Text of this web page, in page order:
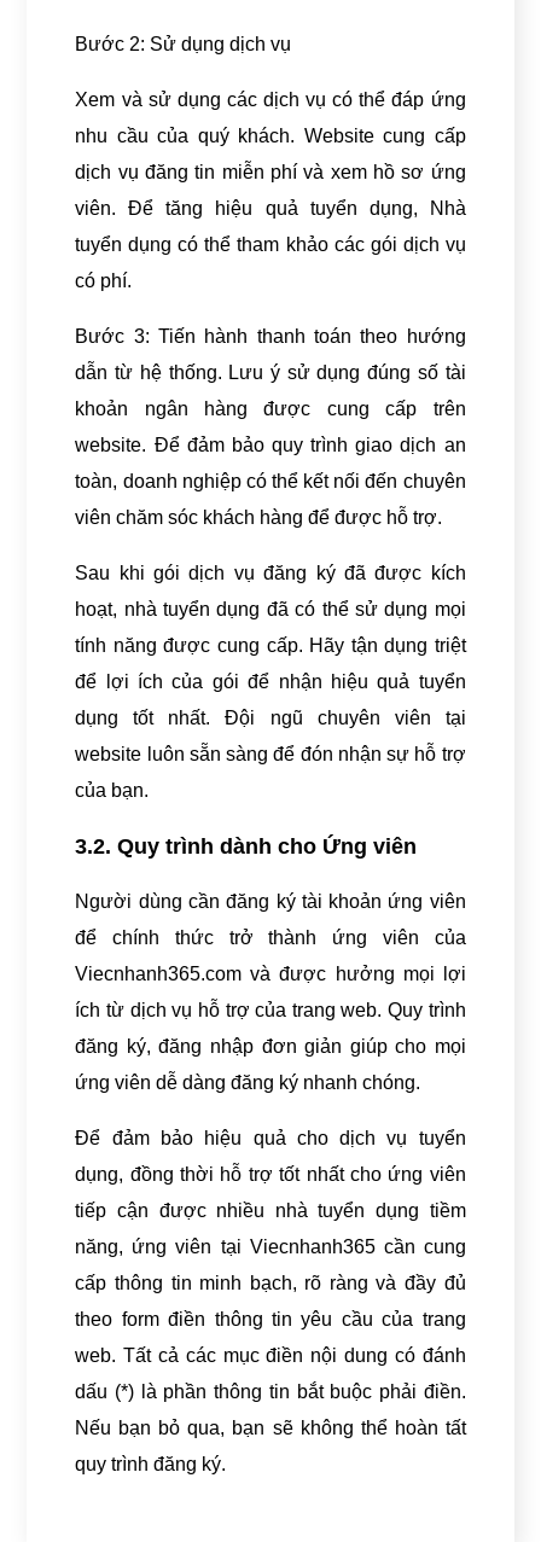
Bước 2: Sử dụng dịch vụ
Xem và sử dụng các dịch vụ có thể đáp ứng
nhu cầu của quý khách. Website cung cấp
dịch vụ đăng tin miễn phí và xem hồ sơ ứng
viên. Để tăng hiệu quả tuyển dụng, Nhà
tuyển dụng có thể tham khảo các gói dịch vụ
có phí.
Bước 3: Tiến hành thanh toán theo hướng
dẫn từ hệ thống. Lưu ý sử dụng đúng số tài
khoản ngân hàng được cung cấp trên
website. Để đảm bảo quy trình giao dịch an
toàn, doanh nghiệp có thể kết nối đến chuyên
viên chăm sóc khách hàng để được hỗ trợ.
Sau khi gói dịch vụ đăng ký đã được kích
hoạt, nhà tuyển dụng đã có thể sử dụng mọi
tính năng được cung cấp. Hãy tận dụng triệt
để lợi ích của gói để nhận hiệu quả tuyển
dụng tốt nhất. Đội ngũ chuyên viên tại
website luôn sẵn sàng để đón nhận sự hỗ trợ
của bạn.
3.2. Quy trình dành cho Ứng viên
Người dùng cần đăng ký tài khoản ứng viên
để chính thức trở thành ứng viên của
Viecnhanh365.com và được hưởng mọi lợi
ích từ dịch vụ hỗ trợ của trang web. Quy trình
đăng ký, đăng nhập đơn giản giúp cho mọi
ứng viên dễ dàng đăng ký nhanh chóng.
Để đảm bảo hiệu quả cho dịch vụ tuyển
dụng, đồng thời hỗ trợ tốt nhất cho ứng viên
tiếp cận được nhiều nhà tuyển dụng tiềm
năng, ứng viên tại Viecnhanh365 cần cung
cấp thông tin minh bạch, rõ ràng và đầy đủ
theo form điền thông tin yêu cầu của trang
web. Tất cả các mục điền nội dung có đánh
dấu (*) là phần thông tin bắt buộc phải điền.
Nếu bạn bỏ qua, bạn sẽ không thể hoàn tất
quy trình đăng ký.